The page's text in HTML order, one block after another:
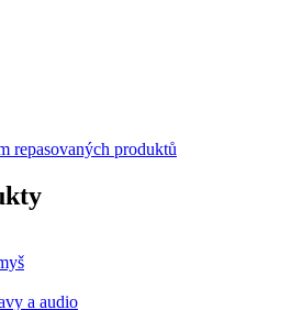
repasovaných produktů
a audio